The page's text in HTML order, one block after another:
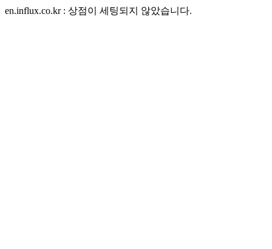
en.influx.co.kr : 상점이 세팅되지 않았습니다.